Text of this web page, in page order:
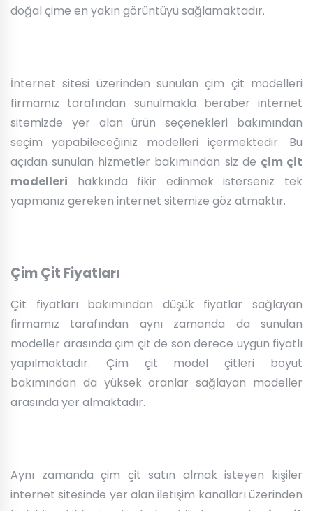
doğal çime en yakın görüntüyü sağlamaktadır.
İnternet sitesi üzerinden sunulan çim çit modelleri
firmamız tarafından sunulmakla beraber internet
sitemizde yer alan ürün seçenekleri bakımından
seçim yapabileceğiniz modelleri içermektedir. Bu
açıdan sunulan hizmetler bakımından siz de çim çit
modelleri hakkında fikir edinmek isterseniz tek
yapmanız gereken internet sitemize göz atmaktır.
Çim Çit Fiyatları
Çit fiyatları bakımından düşük fiyatlar sağlayan
firmamız tarafından aynı zamanda da sunulan
modeller arasında çim çit de son derece uygun fiyatlı
yapılmaktadır. Çim çit model çitleri boyut
bakımından da yüksek oranlar sağlayan modeller
arasında yer almaktadır.
Aynı zamanda çim çit satın almak isteyen kişiler
internet sitesinde yer alan iletişim kanalları üzerinden